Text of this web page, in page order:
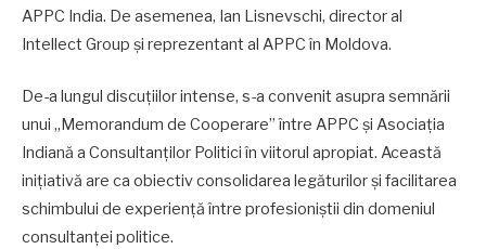
APPC India. De asemenea, Ian Lisnevschi, director al
Intellect Group și reprezentant al APPC în Moldova.
De-a lungul discuțiilor intense, s-a convenit asupra semnării
unui „Memorandum de Cooperare” între APPC și Asociația
Indiană a Consultanților Politici în viitorul apropiat. Această
inițiativă are ca obiectiv consolidarea legăturilor și facilitarea
schimbului de experiență între profesioniștii din domeniul
consultanței politice.